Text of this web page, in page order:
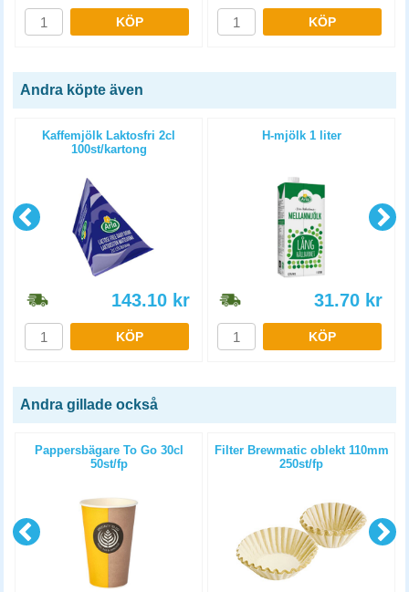
KÖP KÖP
Andra köpte även
Kaffemjölk Laktosfri 2cl
100st/kartong
143.10 kr
KÖP
H-mjölk 1 liter
31.70 kr
KÖP
Andra gillade också
Pappersbägare To Go 30cl
50st/fp
Filter Brewmatic oblekt 110mm
250st/fp